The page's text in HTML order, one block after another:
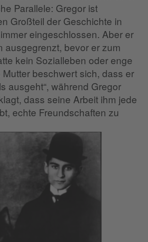
Parallele: Gregor ist
Großteil der Geschichte in
eingeschlossen. Aber er
ausgegrenzt, bevor er zum
kein Sozialleben oder enge
Mutter beschwert sich, dass er
ausgeht“, während Gregor
dass seine Arbeit ihm jede
echte Freundschaften zu